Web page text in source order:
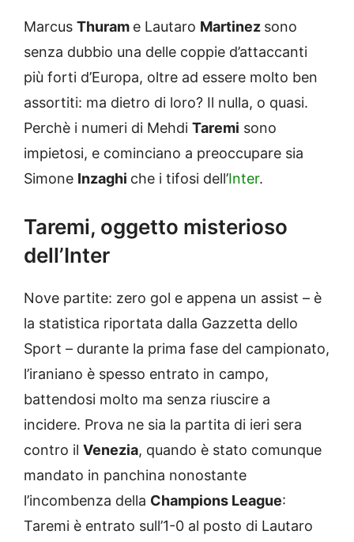
Marcus Thuram e Lautaro Martinez sono
senza dubbio una delle coppie d’attaccanti
più forti d’Europa, oltre ad essere molto ben
assortiti: ma dietro di loro? Il nulla, o quasi.
Perchè i numeri di Mehdi Taremi sono
impietosi, e cominciano a preoccupare sia
Simone Inzaghi che i tifosi dell’Inter.
Taremi, oggetto misterioso
dell’Inter
Nove partite: zero gol e appena un assist – è
la statistica riportata dalla Gazzetta dello
Sport – durante la prima fase del campionato,
l’iraniano è spesso entrato in campo,
battendosi molto ma senza riuscire a
incidere. Prova ne sia la partita di ieri sera
contro il Venezia, quando è stato comunque
mandato in panchina nonostante
l’incombenza della Champions League:
Taremi è entrato sull’1-0 al posto di Lautaro